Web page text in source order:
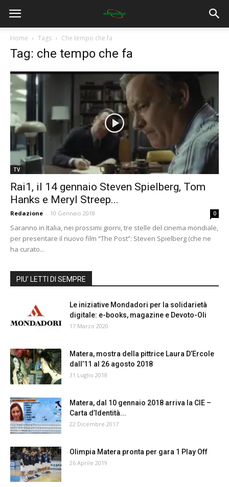
Home Tags Che tempo che fa
Tag: che tempo che fa
TV
Rai1, il 14 gennaio Steven Spielberg, Tom
Hanks e Meryl Streep...
Redazione - 10 Gennaio 2018 0
Saranno in Italia, nei prossimi giorni, tre stelle del cinema mondiale,
per presentare il nuovo film “The Post”: Steven Spielberg (che ne
ha curato...
PIU' LETTI DI SEMPRE
Le iniziative Mondadori per la solidarietà
digitale: e-books, magazine e Devoto-Oli
17 Marzo 2020
Matera, mostra della pittrice Laura D’Ercole
dall’11 al 26 agosto 2018
31 Luglio 2018
Matera, dal 10 gennaio 2018 arriva la CIE –
Carta d’Identità...
22 Dicembre 2017
Olimpia Matera pronta per gara 1 Play Off
26 Aprile 2019